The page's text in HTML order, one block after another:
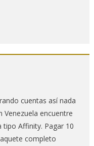
cuentas así nada
Venezuela encuentre
tipo Affinity. Pagar 10
completo